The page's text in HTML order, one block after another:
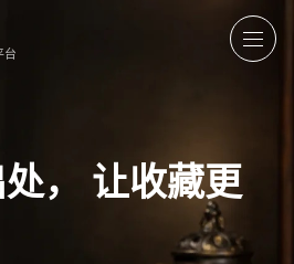
台
，
让收藏更